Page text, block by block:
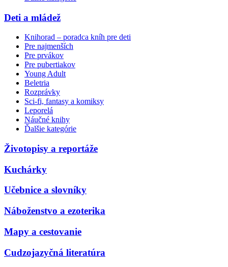
Deti a mládež
Knihorad – poradca kníh pre deti
Pre najmenších
Pre prvákov
Pre pubertiakov
Young Adult
Beletria
Rozprávky
Sci-fi, fantasy a komiksy
Leporelá
Náučné knihy
Ďalšie kategórie
Životopisy a reportáže
Kuchárky
Učebnice a slovníky
Náboženstvo a ezoterika
Mapy a cestovanie
Cudzojazyčná literatúra